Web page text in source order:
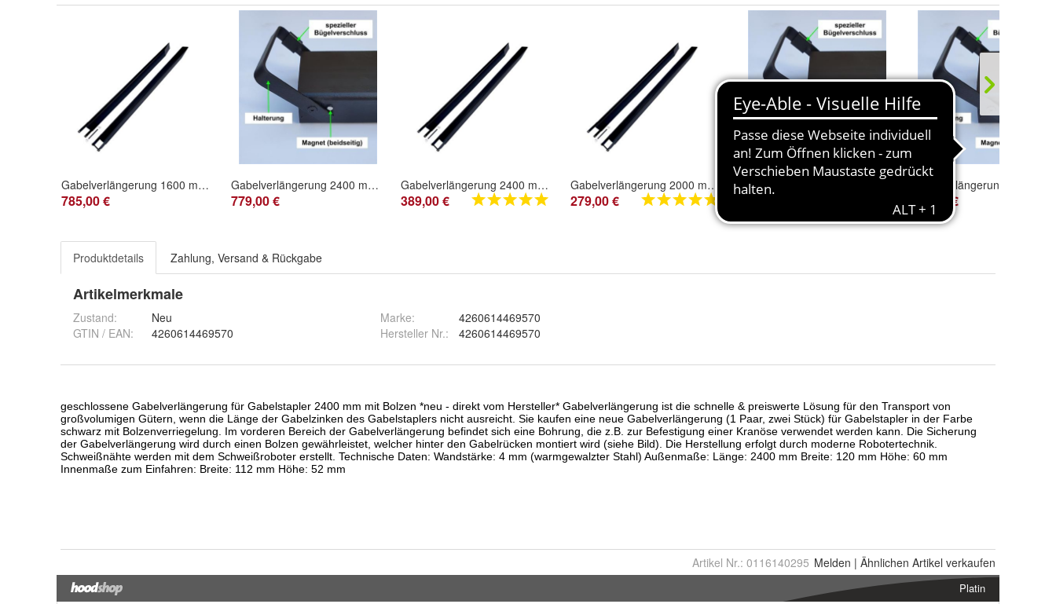
Gabelverlängerung 1600 mm 180 x 80 Innenmaß geschlossen für Gabelstapler
785,00 €
Gabelverlängerung 2400 mm geschlossen mit Magnethalterung für Gabelstapler
779,00 €
Gabelverlängerung 2400 mm 130 x 50 Innenmaß geschlossen für Gabelstapler
389,00 €
Gabelverlängerung 2000 mm geschlossen für Gabelstapler
279,00 €
Gabelverlängerung 1500 mm geschlossen mit Magnethalterung für Gabelstapler
729,00 €
Produktdetails Zahlung, Versand & Rückgabe
Artikelmerkmale
Zustand:
Neu
GTIN / EAN:
4260614469570
Marke:
4260614469570
Hersteller Nr.:
4260614469570
Artikel Nr.: 0116140295 Melden | Ähnlichen Artikel verkaufen
Platin